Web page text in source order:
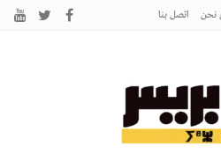
نحن اتصل بنـا